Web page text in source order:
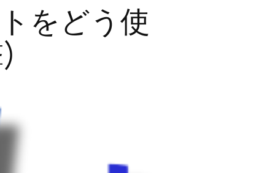
をどう使